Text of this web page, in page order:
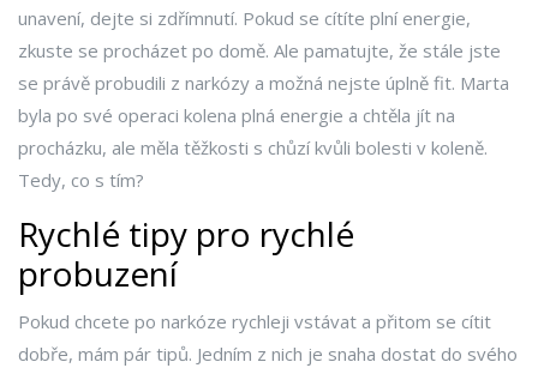
unavení, dejte si zdřímnutí. Pokud se cítíte plní energie,
zkuste se procházet po domě. Ale pamatujte, že stále jste
se právě probudili z narkózy a možná nejste úplně fit. Marta
byla po své operaci kolena plná energie a chtěla jít na
procházku, ale měla těžkosti s chůzí kvůli bolesti v koleně.
Tedy, co s tím?
Rychlé tipy pro rychlé
probuzení
Pokud chcete po narkóze rychleji vstávat a přitom se cítit
dobře, mám pár tipů. Jedním z nich je snaha dostat do svého